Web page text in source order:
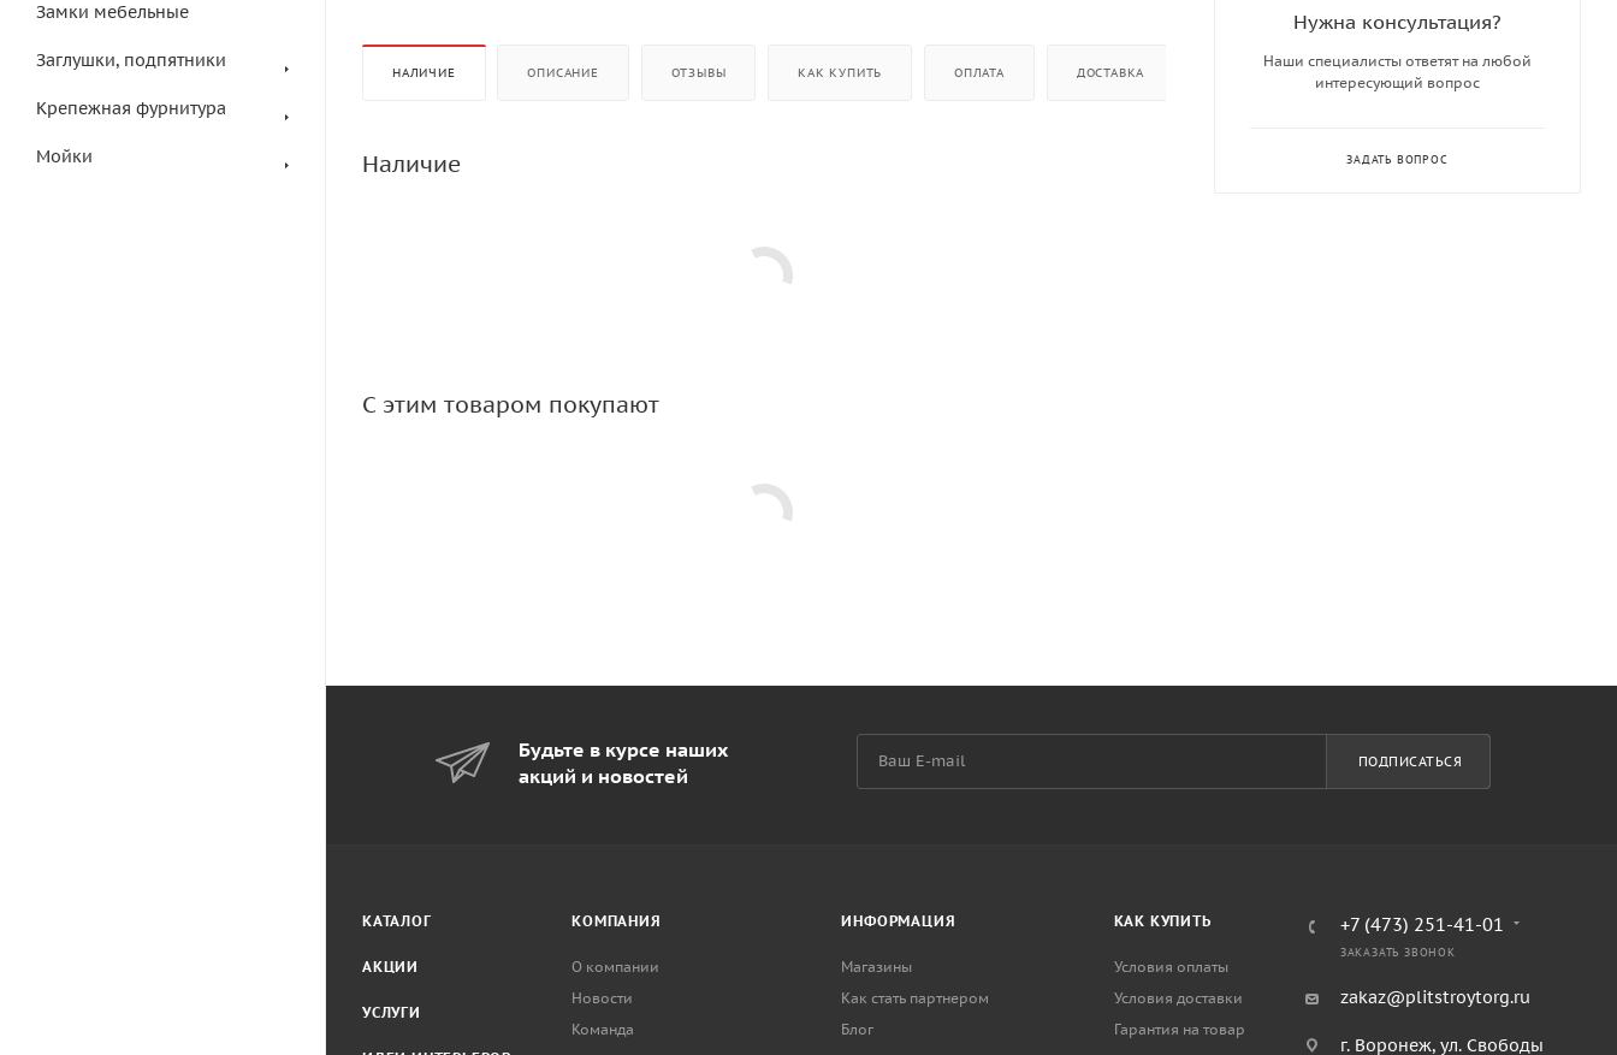
Замки мебельные
Заглушки, подпятники
Крепежная фурнитура
Мойки
НАЛИЧИЕ ОПИСАНИЕ ОТЗЫВЫ КАК КУПИТЬ ОПЛАТА ДОСТАВКА
Наличие
С этим товаром покупают
Нужна консультация?
Наши специалисты ответят на любой
интересующий вопрос
ЗАДАТЬ ВОПРОС
Будьте в курсе наших
акций и новостей
ПОДПИСАТЬСЯ
КАТАЛОГ
АКЦИИ
УСЛУГИ
КОМПАНИЯ
О компании
Новости
Команда
ИНФОРМАЦИЯ
Магазины
Как стать партнером
Блог
КАК КУПИТЬ
Условия оплаты
Условия доставки
Гарантия на товар
+7 (473) 251-41-01
ЗАКАЗАТЬ ЗВОНОК
zakaz@plitstroytorg.ru
г. Воронеж, ул. Свободы